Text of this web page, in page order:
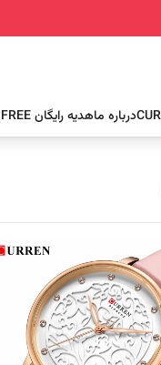
درباره ماهدیه رایگان FREE